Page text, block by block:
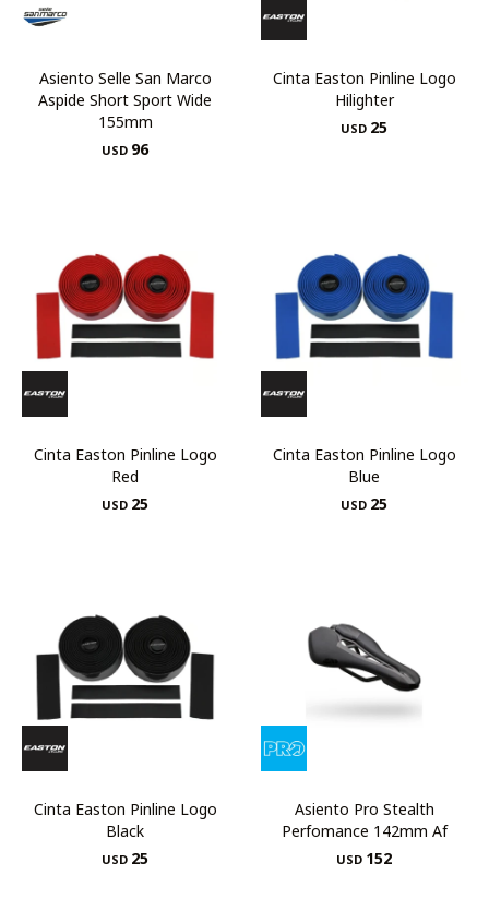
Asiento Selle San Marco
Aspide Short Sport Wide
155mm
USD 96
Cinta Easton Pinline Logo
Hilighter
USD 25
Cinta Easton Pinline Logo
Red
USD 25
Cinta Easton Pinline Logo
Blue
USD 25
Cinta Easton Pinline Logo
Black
USD 25
Asiento Pro Stealth
Perfomance 142mm Af
USD 152